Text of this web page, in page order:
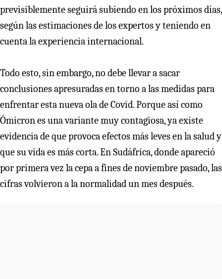
previsiblemente seguirá subiendo en los próximos días,
según las estimaciones de los expertos y teniendo en
cuenta la experiencia internacional.
Todo esto, sin embargo, no debe llevar a sacar
conclusiones apresuradas en torno a las medidas para
enfrentar esta nueva ola de Covid. Porque así como
Ómicron es una variante muy contagiosa, ya existe
evidencia de que provoca efectos más leves en la salud y
que su vida es más corta. En Sudáfrica, donde apareció
por primera vez la cepa a fines de noviembre pasado, las
cifras volvieron a la normalidad un mes después.